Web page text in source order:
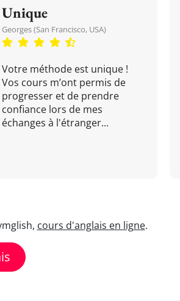
Unique
Georges (San Francisco, USA)
Votre méthode est unique !
Vos cours m’ont permis de
progresser et de prendre
confiance lors de mes
échanges à l'étranger...
cours d'anglais en ligne.